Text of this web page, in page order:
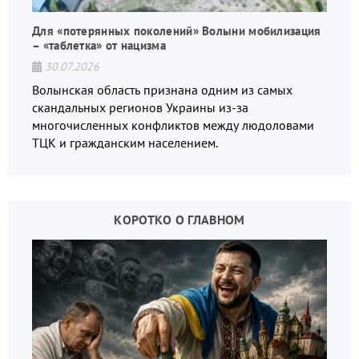
Для «потерянных поколений» Волыни мобилизация
– «таблетка» от нацизма
30.07.2026
Волынская область признана одним из самых
скандальных регионов Украины из-за
многочисленных конфликтов между людоловами
ТЦК и гражданским населением.
КОРОТКО О ГЛАВНОМ